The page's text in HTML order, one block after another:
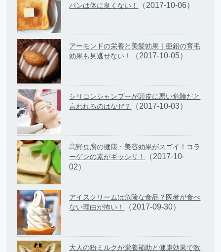
パンは体に良くない！
（2017-10-06）
アーモンドの栄養と美髪効果｜亜鉛の育毛
効果も見逃せない！
（2017-10-05）
シリコンシャンプーが頭皮に悪い危険だと
言われるのはなぜ？
（2017-10-03）
高野豆腐の健康・美容効果がスゴイ！コラ
ーゲンの素がギッシリ！
（2017-10-
02）
アイスクリームは危険な食品？医者が食べ
ない理由が怖い！
（2017-09-30）
大人の粉ミルクが栄養補助と健康効果で激